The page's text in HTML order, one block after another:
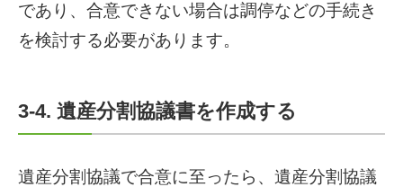
であり、合意できない場合は調停などの手続き
を検討する必要があります。
3-4. 遺産分割協議書を作成する
遺産分割協議で合意に至ったら、遺産分割協議